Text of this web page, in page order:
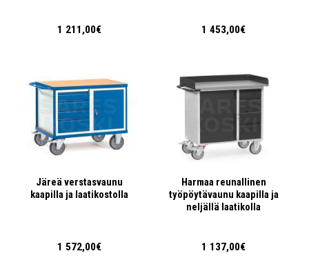
1 211,00€ 1 453,00€
Järeä verstasvaunu
kaapilla ja laatikostolla
1 572,00€
Harmaa reunallinen
työpöytävaunu kaapilla ja
neljällä laatikolla
1 137,00€